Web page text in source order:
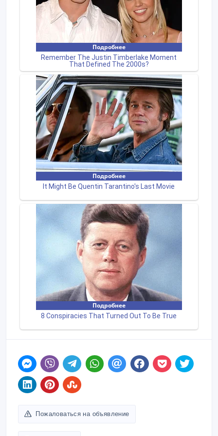
Пожаловаться на объявление